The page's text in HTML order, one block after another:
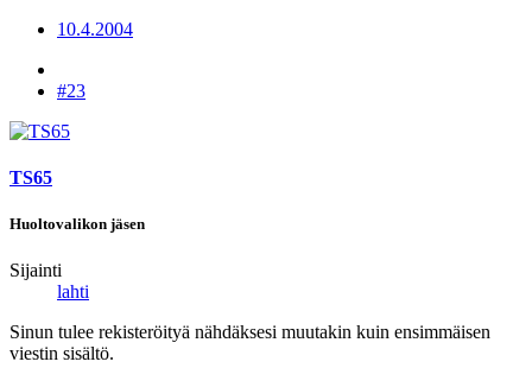
10.4.2004
#23
TS65
Huoltovalikon jäsen
Sijainti
lahti
Sinun tulee rekisteröityä nähdäksesi muutakin kuin ensimmäisen
viestin sisältö.